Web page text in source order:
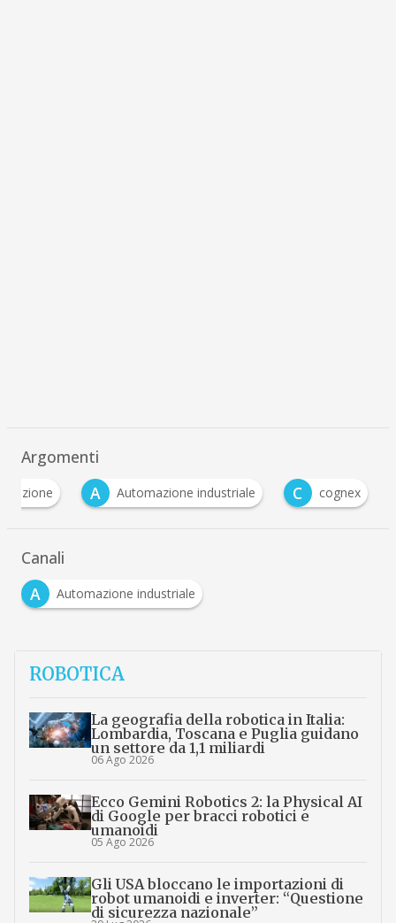
Argomenti
A Automazione industriale C cognex
Canali
A
Automazione industriale
ROBOTICA
La geografia della robotica in Italia:
Lombardia, Toscana e Puglia guidano
un settore da 1,1 miliardi
06 Ago 2026
Ecco Gemini Robotics 2: la Physical AI
di Google per bracci robotici e
umanoidi
05 Ago 2026
Gli USA bloccano le importazioni di
robot umanoidi e inverter: “Questione
di sicurezza nazionale”